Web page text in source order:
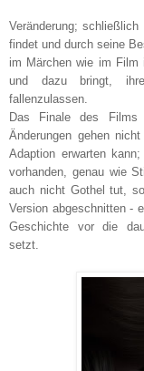
Veränderung;
findet und durch seine
im Märchen wie im Film
und dazu bringt, ihre
fallenzulassen.
Das Finale des
Änderungen gehen
Adaption erwarten
vorhanden, genau wie
auch nicht Gothel tut,
Version abgeschnitten -
Geschichte vor die
setzt.